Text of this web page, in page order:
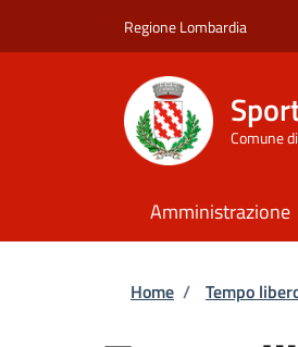
Regione Lombardia
Comune
Amministrazione
Briciole
Home / Tempo